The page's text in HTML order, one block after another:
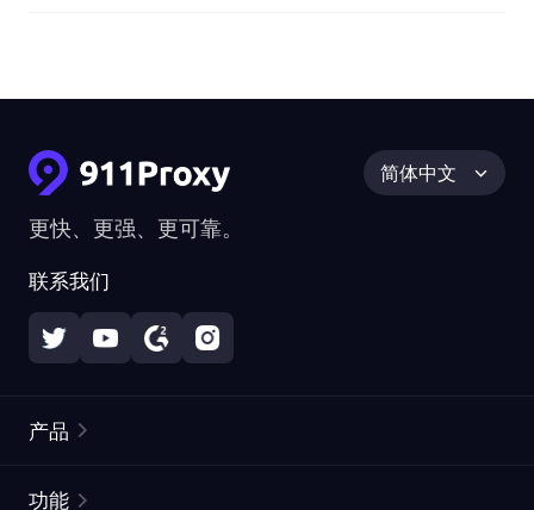
更快、更强、更可靠。
联系我们
简体中文
产品
功能